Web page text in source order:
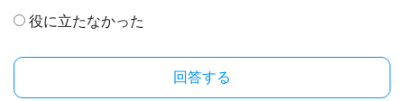
役に立たなかった